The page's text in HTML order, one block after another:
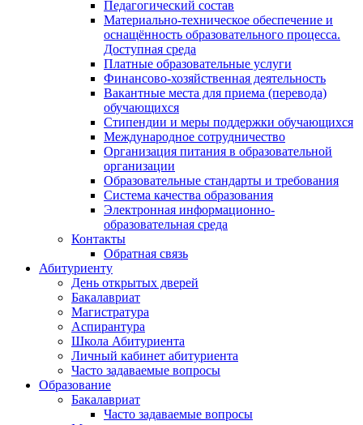
Педагогический состав
Материально-техническое обеспечение и
оснащённость образовательного процесса.
Доступная среда
Платные образовательные услуги
Финансово-хозяйственная деятельность
Вакантные места для приема (перевода)
обучающихся
Стипендии и меры поддержки обучающихся
Международное сотрудничество
Организация питания в образовательной
организации
Образовательные стандарты и требования
Система качества образования
Электронная информационно-
образовательная среда
Контакты
Обратная связь
Абитуриенту
День открытых дверей
Бакалавриат
Магистратура
Аспирантура
Школа Абитуриента
Личный кабинет абитуриента
Часто задаваемые вопросы
Образование
Бакалавриат
Часто задаваемые вопросы